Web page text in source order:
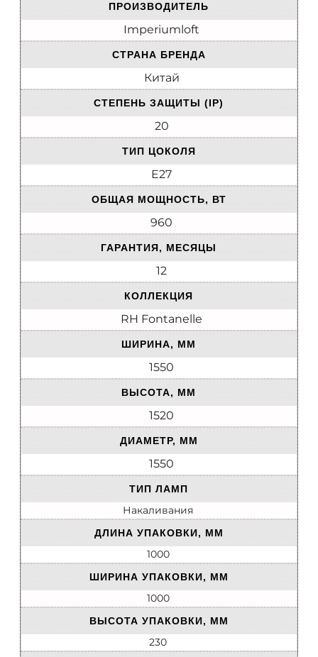
ПРОИЗВОДИТЕЛЬ
Imperiumloft
СТРАНА БРЕНДА
Китай
СТЕПЕНЬ ЗАЩИТЫ (IP)
20
ТИП ЦОКОЛЯ
E27
ОБЩАЯ МОЩНОСТЬ, ВТ
960
ГАРАНТИЯ, МЕСЯЦЫ
12
КОЛЛЕКЦИЯ
RH Fontanelle
ШИРИНА, ММ
1550
ВЫСОТА, ММ
1520
ДИАМЕТР, ММ
1550
ТИП ЛАМП
Накаливания
ДЛИНА УПАКОВКИ, ММ
1000
ШИРИНА УПАКОВКИ, ММ
1000
ВЫСОТА УПАКОВКИ, ММ
230